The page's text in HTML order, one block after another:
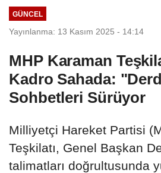
GÜNCEL
Yayınlanma: 13 Kasım 2025 - 14:14
MHP Karaman
Kadro Sahada:
Sohbetleri Sürüyor
Milliyetçi Hareket Partisi
Teşkilatı, Genel Başkan
talimatları doğrultusunda